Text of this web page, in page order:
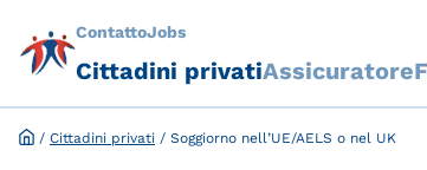
ContattoJobs
Cittadini privatiAssicuratore
/ Cittadini privati / Soggiorno nell’UE/AELS o nel UK